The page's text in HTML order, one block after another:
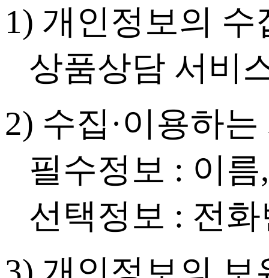
1) 개인정보의
상품상담 서비
2) 수집·이용하
필수정보 : 이
선택정보 : 전